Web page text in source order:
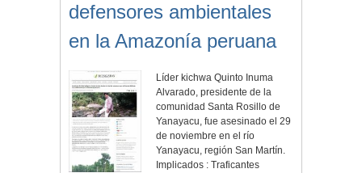
defensores ambientales
en la Amazonía peruana
Líder kichwa Quinto Inuma
Alvarado, presidente de la
comunidad Santa Rosillo de
Yanayacu, fue asesinado el 29
de noviembre en el río
Yanayacu, región San Martín.
Implicados : Traficantes